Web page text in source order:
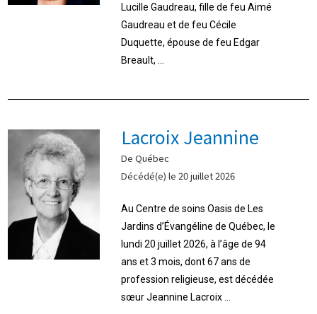
Lucille Gaudreau, fille de feu Aimé
Gaudreau et de feu Cécile
Duquette, épouse de feu Edgar
Breault, ...
Lacroix Jeannine
De Québec
Décédé(e) le 20 juillet 2026
Au Centre de soins Oasis de Les
Jardins d’Évangéline de Québec, le
lundi 20 juillet 2026, à l’âge de 94
ans et 3 mois, dont 67 ans de
profession religieuse, est décédée
sœur Jeannine Lacroix ...